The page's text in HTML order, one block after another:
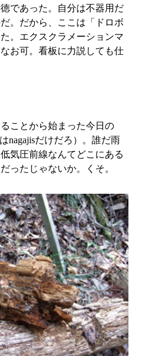
であった。自分は不器用だ
。だから、ここは「ドロボ
。エクスクラメーションマ
お可。看板に力説しても仕
ことから始まった今日の
nagajisだけだろ）。誰だ雨
気圧前線なんてどこにある
ったじゃないか。くそ。